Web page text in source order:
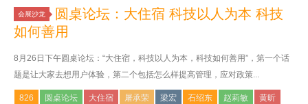
会展沙龙
圆桌论坛：大住宿 科技以人为本 科技
如何善用
8月26日下午圆桌论坛：“大住宿，科技以人为本，科技如何善用”，第一个话
题是让大家去想用户体验，第二个包括怎么样提高管理，应对政策...
826 圆桌论坛 大住宿 屠承荣 梁宏 石绍东 赵莉敏 黄昕